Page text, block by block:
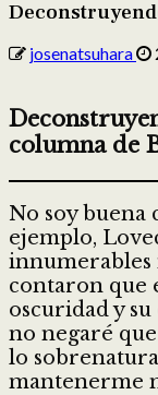
josenatsuhara
columna de
No soy buena
ejemplo,
innumerables
contaron que
oscuridad y
no negaré
lo
mantenerme